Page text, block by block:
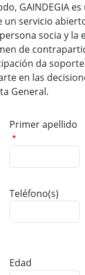
GAINDEGIA
un servicio
socia y la
de
da
en las
General.
Primer apellido
Teléfono(s)
Edad